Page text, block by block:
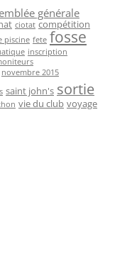
générale
ciotat compétition
piscine fete fosse
inscription
novembre 2015
saint john's sortie
vie du club voyage